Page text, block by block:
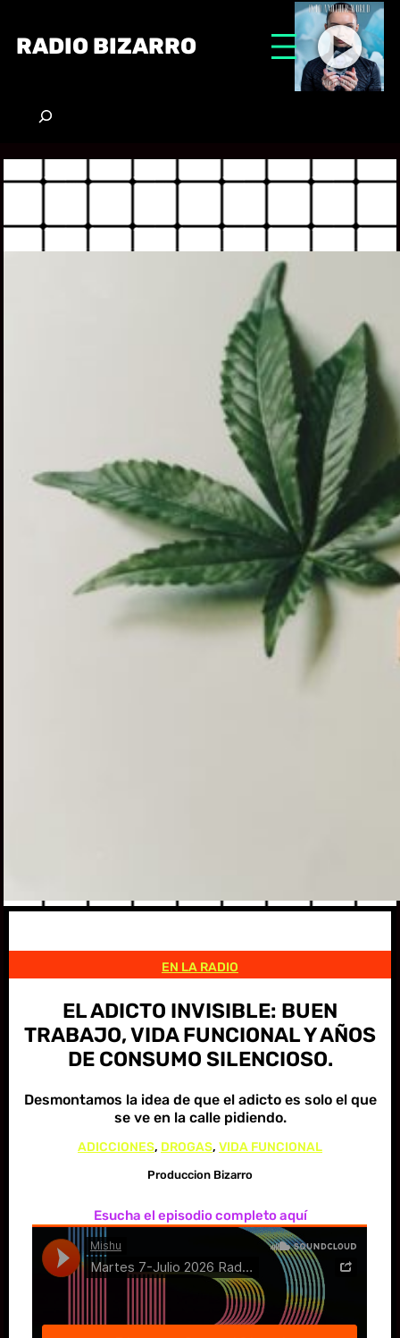
RADIO BIZARRO
EN LA RADIO
EL ADICTO INVISIBLE: BUEN
TRABAJO, VIDA FUNCIONAL Y AÑOS
DE CONSUMO SILENCIOSO.
Desmontamos la idea de que el adicto es solo el que
se ve en la calle pidiendo.
ADICCIONES, DROGAS, VIDA FUNCIONAL
Produccion Bizarro
Esucha el episodio completo aquí